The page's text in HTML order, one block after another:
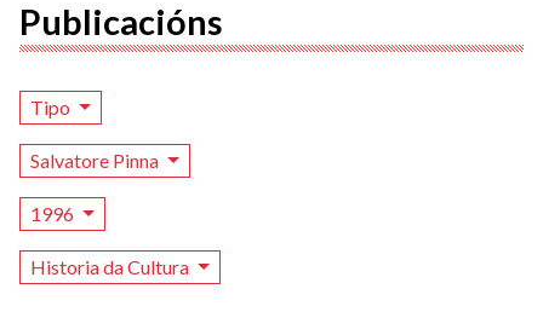
Publicacións
Tipo
Salvatore Pinna
1996
Historia da Cultura